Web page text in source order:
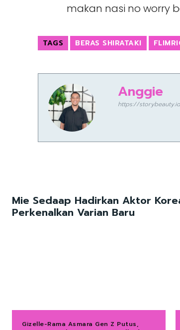
makan nasi no worry
TAGS BERAS SHIRATAKI
Anggie
https://
Mie Sedaap Hadirkan Aktor
Perkenalkan Varian Baru
Gizelle-Rama Asmara Gen Z Putus,